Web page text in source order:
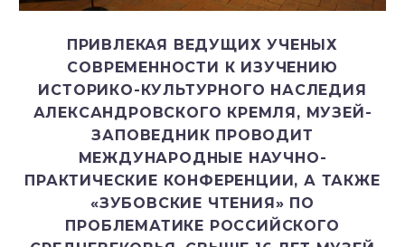
ПРИВЛЕКАЯ ВЕДУЩИХ УЧЕНЫХ
СОВРЕМЕННОСТИ К ИЗУЧЕНИЮ
ИСТОРИКО-КУЛЬТУРНОГО НАСЛЕДИЯ
АЛЕКСАНДРОВСКОГО КРЕМЛЯ, МУЗЕЙ-
ЗАПОВЕДНИК ПРОВОДИТ
МЕЖДУНАРОДНЫЕ НАУЧНО-
ПРАКТИЧЕСКИЕ КОНФЕРЕНЦИИ, А ТАКЖЕ
«ЗУБОВСКИЕ ЧТЕНИЯ» ПО
ПРОБЛЕМАТИКЕ РОССИЙСКОГО